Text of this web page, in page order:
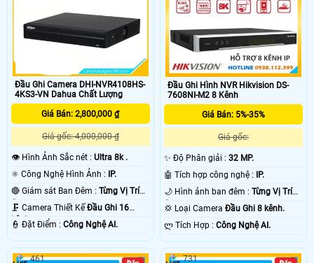
Đầu Ghi Camera DHI-NVR4108HS-
4KS3-VN Dahua Chất Lượng
Giá Bán: 2,800,000 ₫
Giá gốc: 4,000,000 ₫
👁 Hình Ảnh Sắc nét : Ultra 8k .
⚛️ Công Nghệ Hình Ảnh :
IP.
🔴 Giám sát Ban Đêm : Từng Vị Trí
Camera .
🗜️ Camera Thiết Kế Đầu Ghi 16
kênh.
️👮 Đặt Điểm : Công Nghệ AI.
Đầu Ghi Hình NVR Hikvision DS-
7608NI-M2 8 Kênh
Giá Bán: 5%-35%
Giá gốc:
✨ Độ Phân giải :32 MP.
🤖️ Tích hợp công nghệ :
IP.
🌙 Hình ảnh ban đêm :Từng Vị Trí
Camera .
💢 Loại CameraĐầu Ghi 8 kênh.
️ლ Tích Hợp :Công Nghệ AI.
461 731